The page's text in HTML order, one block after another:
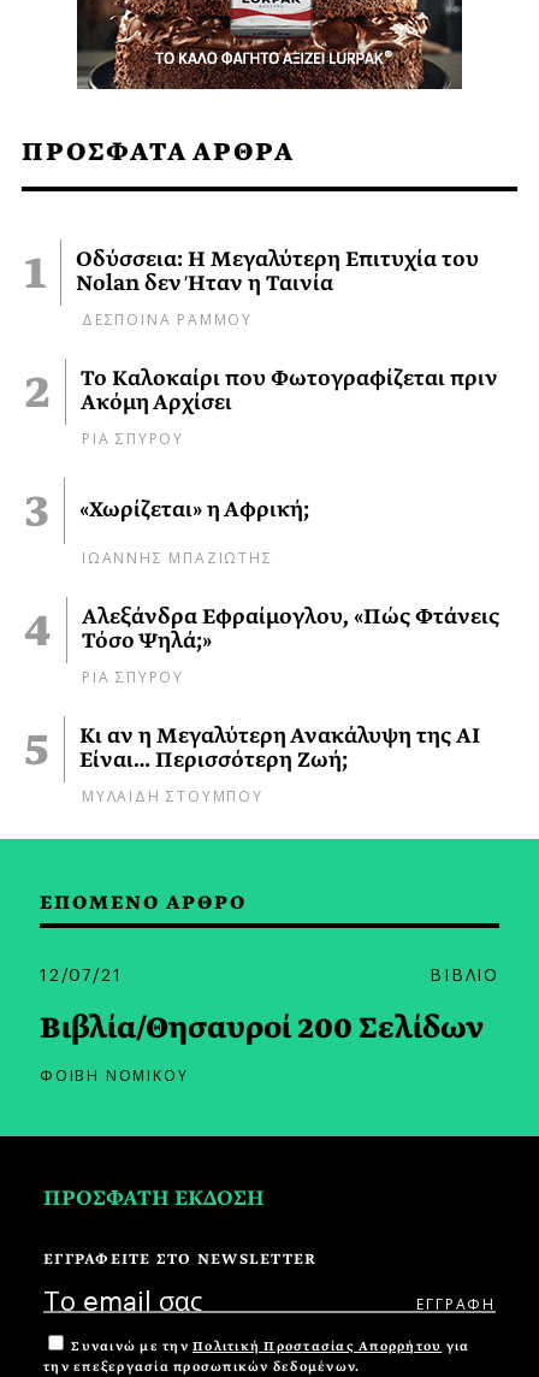
ΠΡΟΣΦΑΤΑ ΑΡΘΡΑ
Οδύσσεια: Η Μεγαλύτερη Επιτυχία του
Nolan δεν Ήταν η Ταινία
ΔΕΣΠΟΙΝΑ ΡΑΜΜΟΥ
Το Καλοκαίρι που Φωτογραφίζεται πριν
Ακόμη Αρχίσει
ΡΙΑ ΣΠΥΡΟΥ
«Χωρίζεται» η Αφρική;
ΙΩΑΝΝΗΣ ΜΠΑΖΙΩΤΗΣ
Αλεξάνδρα Εφραίμογλου, «Πώς Φτάνεις
Τόσο Ψηλά;»
ΡΙΑ ΣΠΥΡΟΥ
Κι αν η Μεγαλύτερη Ανακάλυψη της AI
Είναι… Περισσότερη Ζωή;
ΜΥΛΑΙΔΗ ΣΤΟΥΜΠΟΥ
ΕΠΟΜΕΝΟ ΑΡΘΡΟ
12/07/21 ΒΙΒΛΙΟ
Βιβλία/Θησαυροί 200 Σελίδων
ΦΟΙΒΗ ΝΟΜΙΚΟΥ
ΠΡΟΣΦΑΤΗ ΕΚΔΟΣΗ
ΕΓΓΡΑΦΕΙΤΕ ΣΤΟ NEWSLETTER
Συναινώ με την Πολιτική Προστασίας Απορρήτου για
την επεξεργασία προσωπικών δεδομένων.